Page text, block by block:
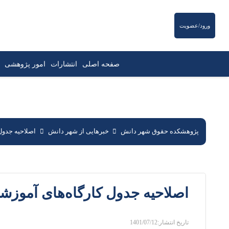
ورود/عضویت
صفحه اصلی انتشارات امور پژوهشی
پژوهشکده حقوق شهر دانش خبرهایی از شهر دانش اصلاحیه
اصلاحیه جدول کارگاه‌های آموزشی
تاریخ انتشار:1401/07/12